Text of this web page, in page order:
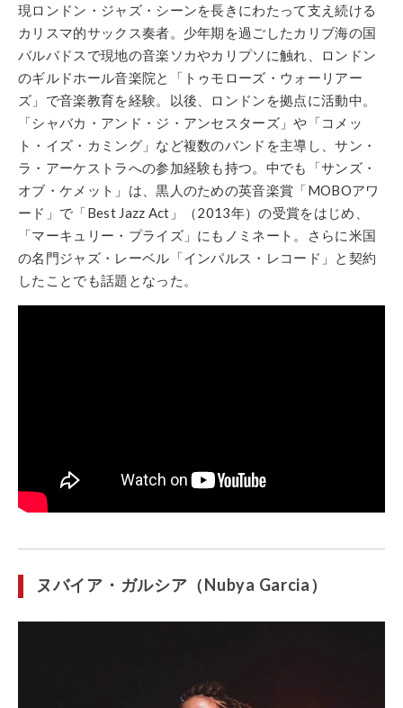
現ロンドン・ジャズ・シーンを長きにわたって支え続ける
カリスマ的サックス奏者。少年期を過ごしたカリブ海の国
バルバドスで現地の音楽ソカやカリプソに触れ、ロンドン
のギルドホール音楽院と「トゥモローズ・ウォーリアー
ズ」で音楽教育を経験。以後、ロンドンを拠点に活動中。
「シャバカ・アンド・ジ・アンセスターズ」や「コメッ
ト・イズ・カミング」など複数のバンドを主導し、サン・
ラ・アーケストラへの参加経験も持つ。中でも「サンズ・
オブ・ケメット」は、黒人のための英音楽賞「MOBOアワ
ード」で「Best Jazz Act」（2013年）の受賞をはじめ、
「マーキュリー・プライズ」にもノミネート。さらに米国
の名門ジャズ・レーベル「インパルス・レコード」と契約
したことでも話題となった。
ヌバイア・ガルシア（Nubya Garcia）